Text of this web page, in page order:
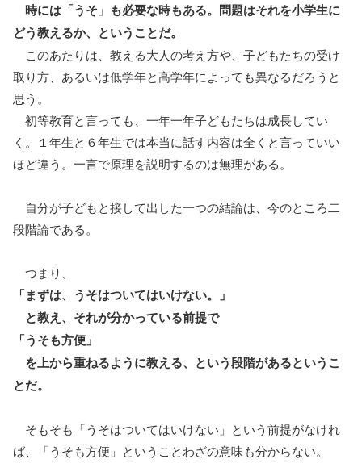
時には「うそ」も必要な時もある。問題はそれを小学生に
どう教えるか、ということだ。
このあたりは、教える大人の考え方や、子どもたちの受け
取り方、あるいは低学年と高学年によっても異なるだろうと
思う。
初等教育と言っても、一年一年子どもたちは成長してい
く。１年生と６年生では本当に話す内容は全くと言っていい
ほど違う。一言で原理を説明するのは無理がある。
自分が子どもと接して出した一つの結論は、今のところ二
段階論である。
つまり、
「まずは、うそはついてはいけない。」
と教え、それが分かっている前提で
「うそも方便」
を上から重ねるように教える、という段階があるというこ
とだ。
そもそも「うそはついてはいけない」という前提がなけれ
ば、「うそも方便」ということわざの意味も分からない。